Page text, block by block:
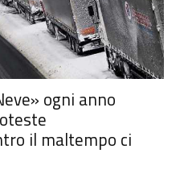
ogni anno
il maltempo ci